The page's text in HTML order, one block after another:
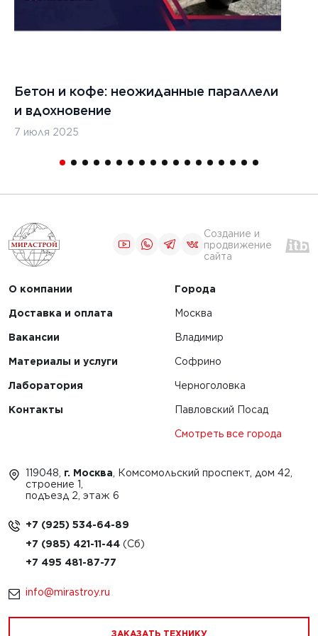
Бетон и кофе: неожиданные параллели
и вдохновение
7 июля 2025
Создание и
продвижение
сайта
О компании
Доставка и оплата
Вакансии
Материалы и услуги
Лаборатория
Контакты
Города
Москва
Владимир
Софрино
Черноголовка
Павловский Посад
Смотреть все города
119048, г. Москва , Комсомольский проспект, дом 42,
строение 1,
подъезд 2, этаж 6
+7 (925) 534-64-89
+7 (985) 421-11-44
+7 495 481-87-77
info@mirastroy.ru
ЗАКАЗАТЬ ТЕХНИКУ